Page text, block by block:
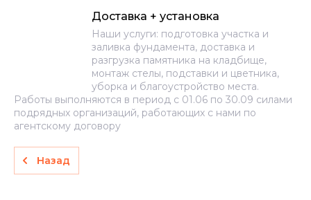
Доставка + установка
Наши услуги: подготовка участка и
заливка фундамента, доставка и
разгрузка памятника на кладбище,
монтаж стелы, подставки и цветника,
уборка и благоустройство места.
Работы выполняются в период с 01.06 по 30.09 силами
подрядных организаций, работающих с нами по
агентскому договору
Назад